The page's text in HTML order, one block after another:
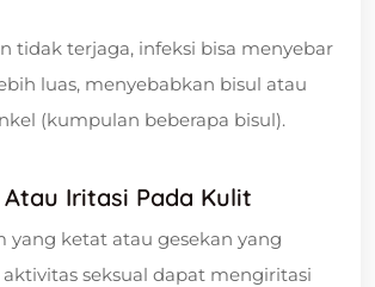
tidak terjaga, infeksi bisa menyebar
luas, menyebabkan bisul atau
(kumpulan beberapa bisul).
Atau Iritasi Pada Kulit
yang ketat atau gesekan yang
seksual dapat mengiritasi